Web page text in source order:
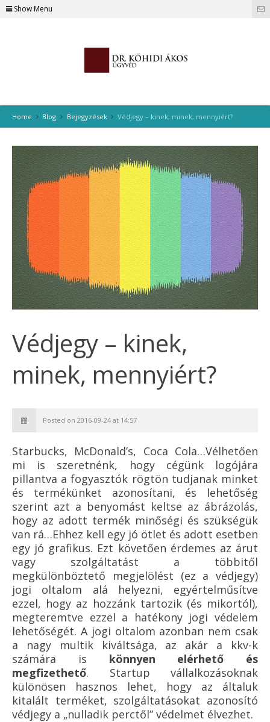
Show Menu
Home Blog Bejegyzések Védjegy – kinek, minek, mennyiért?
Védjegy – kinek,
minek, mennyiért?
Posted on 2016-09-24 at 14:57
Starbucks, McDonald’s, Coca Cola…Vélhetően
mi is szeretnénk, hogy cégünk logójára
pillantva a fogyasztók rögtön tudjanak minket
és termékünket azonosítani, és lehetőség
szerint azt a benyomást keltse az ábrázolás,
hogy az adott termék minőségi és szükségük
van rá…Ehhez kell egy jó ötlet és adott esetben
egy jó grafikus. Ezt követően érdemes az árut
vagy szolgáltatást a többitől
megkülönböztető megjelölést (ez a védjegy)
jogi oltalom alá helyezni, egyértelműsítve
ezzel, hogy az hozzánk tartozik (és mikortól),
megteremtve ezzel a hatékony jogi védelem
lehetőségét. A jogi oltalom azonban nem csak
a nagy multik kiváltsága, az akár a kkv-k
számára is könnyen elérhető és
megfizethető. Startup vállalkozásoknak
különösen hasznos lehet, hogy az általuk
kitalált terméket, szolgáltatásokat azonosító
védjegy a „nulladik perctől” védelmet élvezhet.